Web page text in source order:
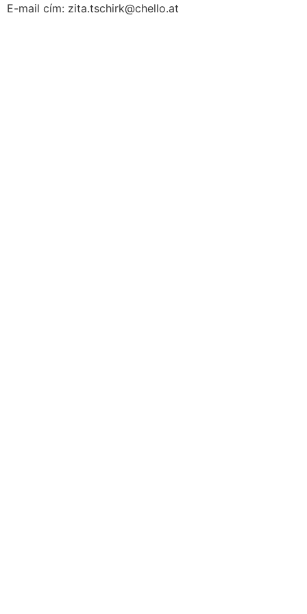
E-mail cím: zita.tschirk@chello.at